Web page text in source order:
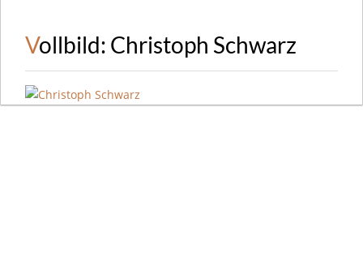
Vollbild: Christoph Schwarz